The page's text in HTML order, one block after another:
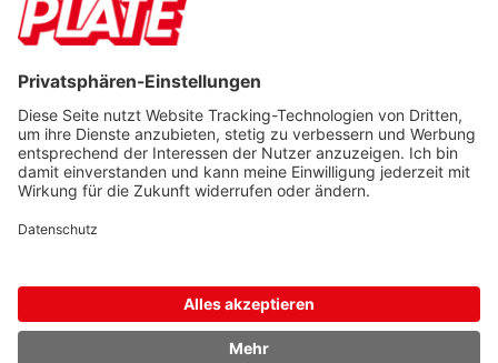
Lieferbedingungen Impressum
Footer anzeigen
PLATE Büromaterial Vertriebs GmbH
Hilligenwarf 5